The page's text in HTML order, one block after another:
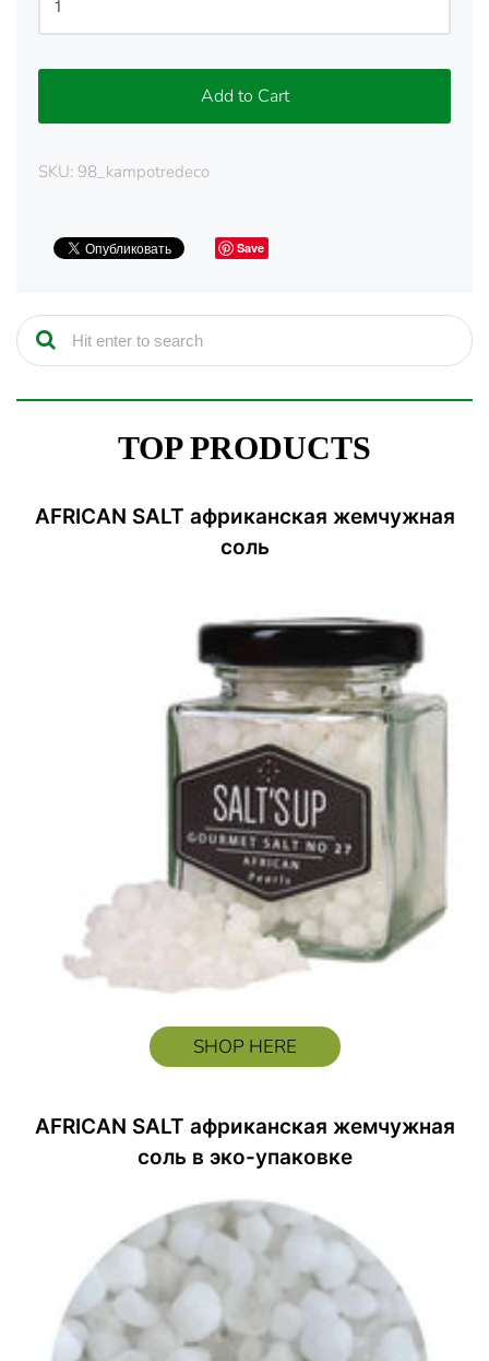
Add to Cart
SKU: 98_kampotredeco
Save
TOP PRODUCTS
AFRICAN SALT африканская жемчужная
соль
SHOP HERE
AFRICAN SALT африканская жемчужная
соль в эко-упаковке